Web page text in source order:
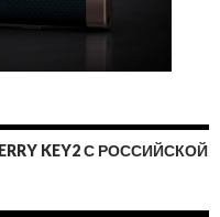
KEY2 С РОССИЙСКОЙ